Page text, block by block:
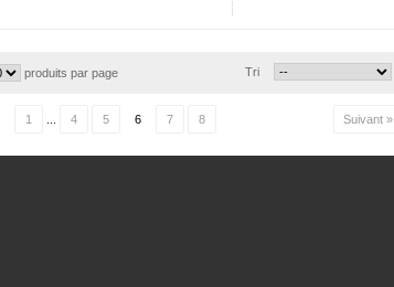
Tri
produits par page
1 4 5 6 7 8 Suivant »